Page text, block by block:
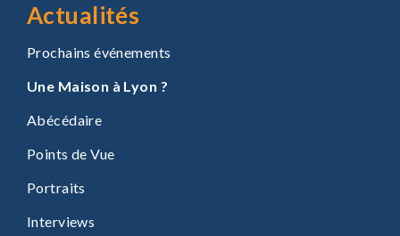
Actualités
Prochains événements
Une Maison à Lyon ?
Abécédaire
Points de Vue
Portraits
Interviews